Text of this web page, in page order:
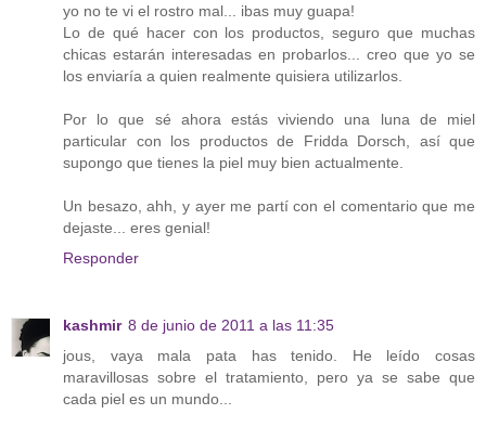
yo no te vi el rostro mal... ibas muy guapa!
Lo de qué hacer con los productos, seguro que muchas
chicas estarán interesadas en probarlos... creo que yo se
los enviaría a quien realmente quisiera utilizarlos.
Por lo que sé ahora estás viviendo una luna de miel
particular con los productos de Fridda Dorsch, así que
supongo que tienes la piel muy bien actualmente.
Un besazo, ahh, y ayer me partí con el comentario que me
dejaste... eres genial!
Responder
kashmir 8 de junio de 2011 a las 11:35
jous, vaya mala pata has tenido. He leído cosas
maravillosas sobre el tratamiento, pero ya se sabe que
cada piel es un mundo...